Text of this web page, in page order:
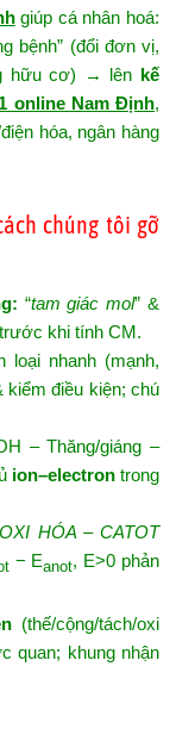
giúp cá nhân hoá:
bệnh” (đổi đơn vị,
hữu cơ) → lên kế
online Nam Định,
hóa, ngân hàng
chúng tôi gỡ
“tam giác mol” &
khi tính CM.
loại nhanh (mạnh,
kiểm điều kiện; chú
– Thăng/giáng –
ion–electrontrong
HÓA – CATOT
− Eanot, E>0 phản
(thế/cộng/tách/oxi
quan; khung nhận